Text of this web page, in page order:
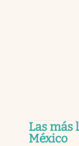
Las más
México